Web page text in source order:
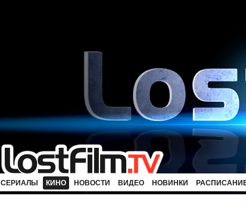
СЕРИАЛЫ КИНО НОВОСТИ ВИДЕО НОВИНКИ